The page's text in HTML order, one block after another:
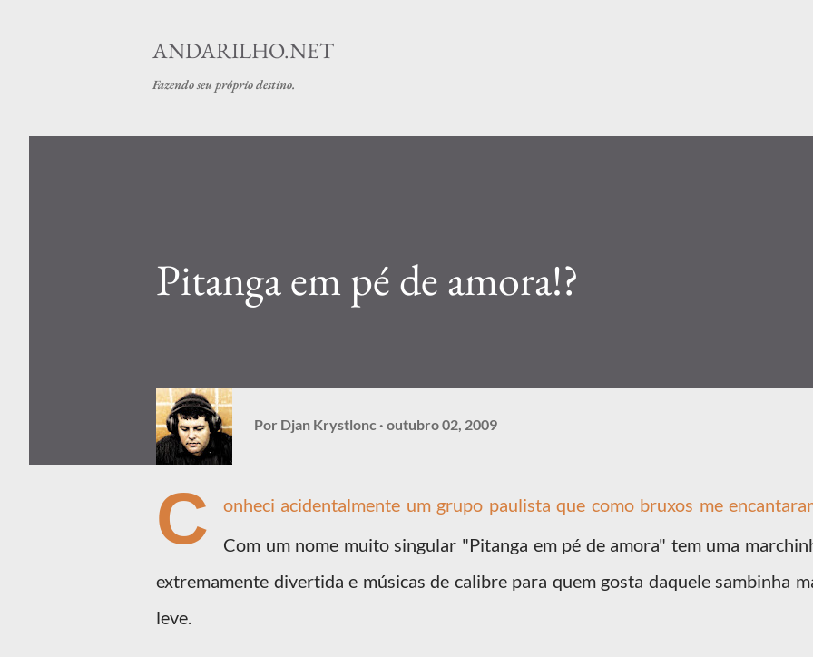
ANDARILHO.NET
Fazendo seu próprio destino.
Pitanga em pé de amora!?
Por Djan Krystlonc outubro 02, 2009
C
onheci acidentalmente um grupo paulista que como bruxos me
Com um nome muito singular "Pitanga em pé de amora" tem uma
extremamente divertida e músicas de calibre para quem gosta daquele sambinha
leve.